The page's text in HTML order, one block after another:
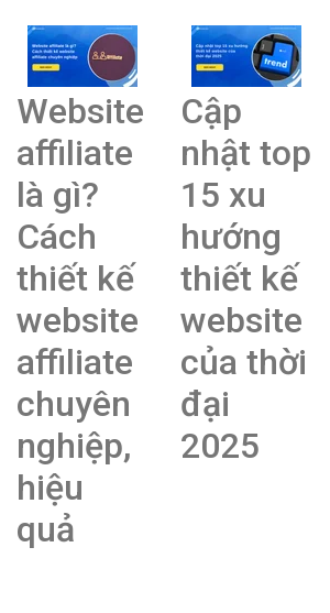
Website
affiliate
là gì?
Cách
thiết kế
website
affiliate
chuyên
nghiệp,
hiệu
quả
Cập
nhật top
15 xu
hướng
thiết kế
website
của thời
đại
2025